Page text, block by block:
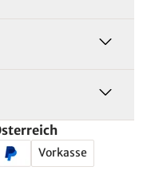
Vorkasse